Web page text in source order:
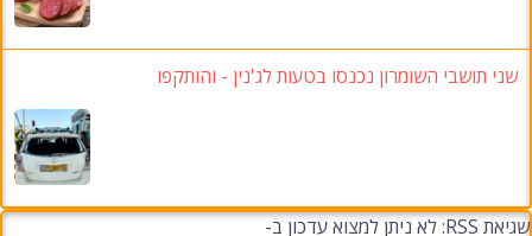
שני תושבי השומרון נכנסו בטעות לג'נין - והותקפו
שגיאת RSS: לא ניתן למצוא עדכון ב-